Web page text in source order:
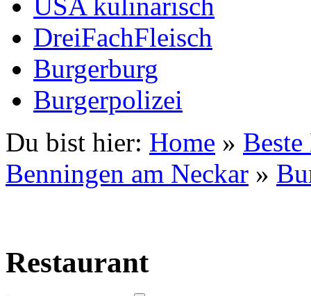
DreiFachFleisch
Burgerburg
Burgerpolizei
Du bist hier: Home »
Benningen am Neckar »
Restaurant